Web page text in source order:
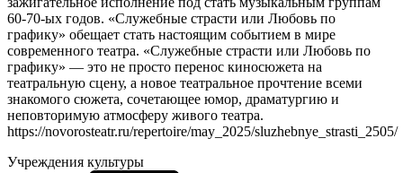
60-70-ых годов. «Служебные страсти или Любовь по
графику» обещает стать настоящим событием в мире
современного театра. «Служебные страсти или Любовь по
графику» — это не просто перенос киносюжета на
театральную сцену, а новое театральное прочтение всеми
знакомого сюжета, сочетающее юмор, драматургию и
неповторимую атмосферу живого театра.
https://novorosteatr.ru/repertoire/may_2025/sluzhebnye_strasti_2505/
Учреждения культуры